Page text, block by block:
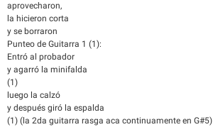
aprovecharon,
la hicieron corta
y se borraron
Punteo de Guitarra 1 (1):
Entró al probador
y agarró la minifalda
(1)
luego la calzó
y después giró la espalda
(1) (la 2da guitarra rasga aca continuamente en G#5)